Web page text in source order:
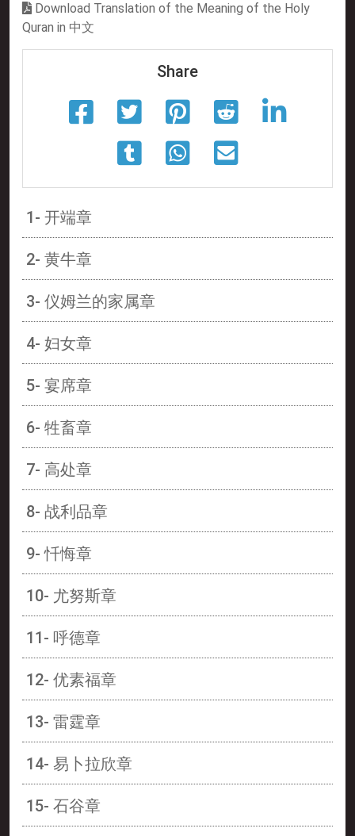
Download Translation of the Meaning of the Holy
Quran in 中文
Share
1- 开端章
2- 黄牛章
3- 仪姆兰的家属章
4- 妇女章
5- 宴席章
6- 牲畜章
7- 高处章
8- 战利品章
9- 忏悔章
10- 尤努斯章
11- 呼德章
12- 优素福章
13- 雷霆章
14- 易卜拉欣章
15- 石谷章